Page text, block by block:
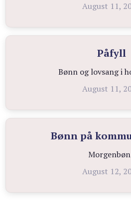
August 11,
Påfyll
Bønn og lovsang i
August 11,
Bønn på
August 12,